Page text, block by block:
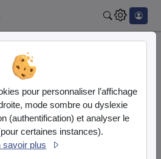
pour personnaliser l’affichage
mode sombre ou dyslexie
(authentification) et analyser le
certaines instances).
savoir plus